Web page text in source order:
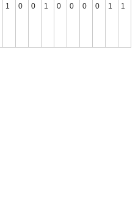
1 0 0 1 0 0 0 0 1 1